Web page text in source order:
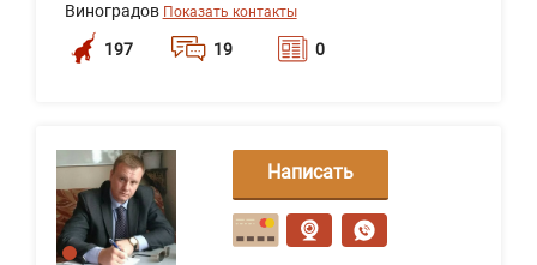
Виноградов Показать контакты
197 19 0
Написать
сообщение